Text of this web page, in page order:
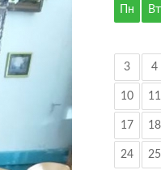
Пн Вт
3 4
10 11
17 18
24 25